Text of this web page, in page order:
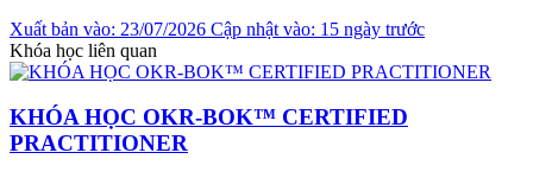
Xuất bản vào: 23/07/2026 Cập nhật vào: 15 ngày trước
Khóa học liên quan
KHÓA HỌC OKR-BOK™ CERTIFIED
PRACTITIONER